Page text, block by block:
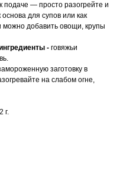
— просто разогрейте и
для супов или как
добавить овощи, крупы
- говяжьи
заготовку в
на слабом огне,
г.